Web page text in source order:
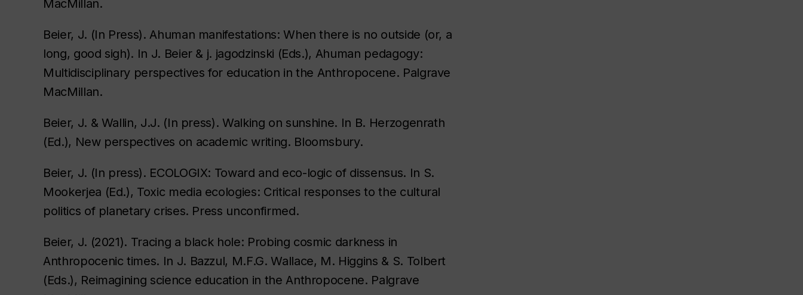
MacMillan.
Beier, J. (In Press). Ahuman manifestations: When there is no outside (or, a
long, good sigh). In J. Beier & j. jagodzinski (Eds.), Ahuman pedagogy:
Multidisciplinary perspectives for education in the Anthropocene. Palgrave
MacMillan.
Beier, J. & Wallin, J.J. (In press). Walking on sunshine. In B. Herzogenrath
(Ed.), New perspectives on academic writing. Bloomsbury.
Beier, J. (In press). ECOLOGIX: Toward and eco-logic of dissensus. In S.
Mookerjea (Ed.), Toxic media ecologies: Critical responses to the cultural
politics of planetary crises. Press unconfirmed.
Beier, J. (2021). Tracing a black hole: Probing cosmic darkness in
Anthropocenic times. In J. Bazzul, M.F.G. Wallace, M. Higgins & S. Tolbert
(Eds.), Reimagining science education in the Anthropocene. Palgrave